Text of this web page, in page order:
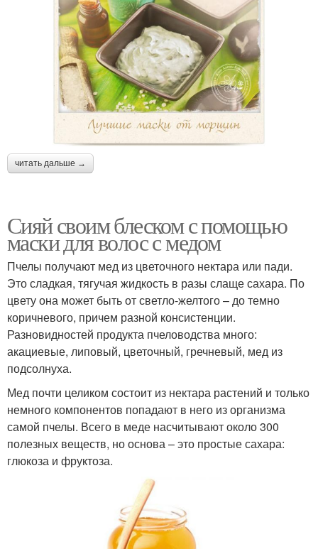
читать дальше →
Сияй своим блеском с помощью
маски для волос с медом
Пчелы получают мед из цветочного нектара или пади.
Это сладкая, тягучая жидкость в разы слаще сахара. По
цвету она может быть от светло-желтого – до темно
коричневого, причем разной консистенции.
Разновидностей продукта пчеловодства много:
акациевые, липовый, цветочный, гречневый, мед из
подсолнуха.
Мед почти целиком состоит из нектара растений и только
немного компонентов попадают в него из организма
самой пчелы. Всего в меде насчитывают около 300
полезных веществ, но основа – это простые сахара:
глюкоза и фруктоза.